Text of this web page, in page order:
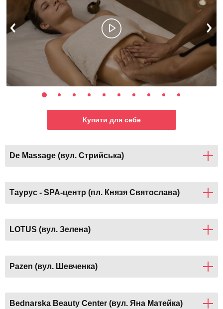
Купити для себе
De Massage (вул. Стрийська)
Таурус - SPA-центр (пл. Князя Святослава)
LOTUS (вул. Зелена)
Pazen (вул. Шевченка)
Bednarska Beauty Center (вул. Яна Матейка)